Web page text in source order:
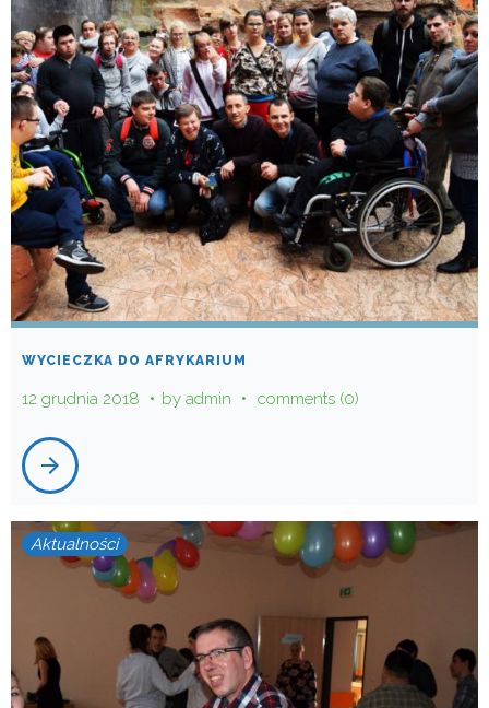
WYCIECZKA DO AFRYKARIUM
12 grudnia 2018 by admin comments (0)
arrow_forward
Aktualności